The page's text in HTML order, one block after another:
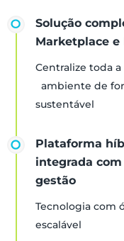
Solução
Marketplace e
Centralize toda
ambiente de
sustentável
Plataforma
integrada
gestão
Tecnologia com
escalável